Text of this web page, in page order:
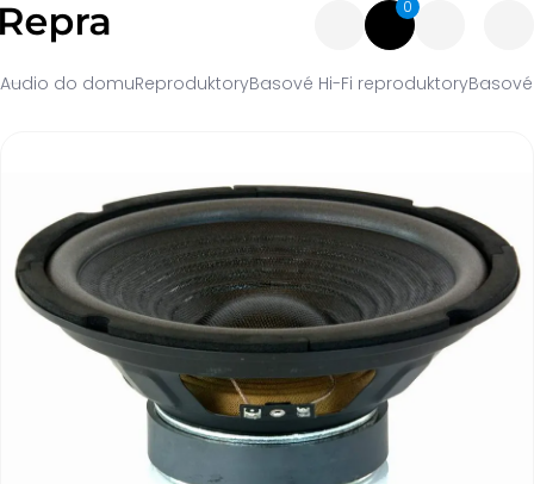
0
Audio do domuReproduktoryBasové Hi-Fi reproduktory